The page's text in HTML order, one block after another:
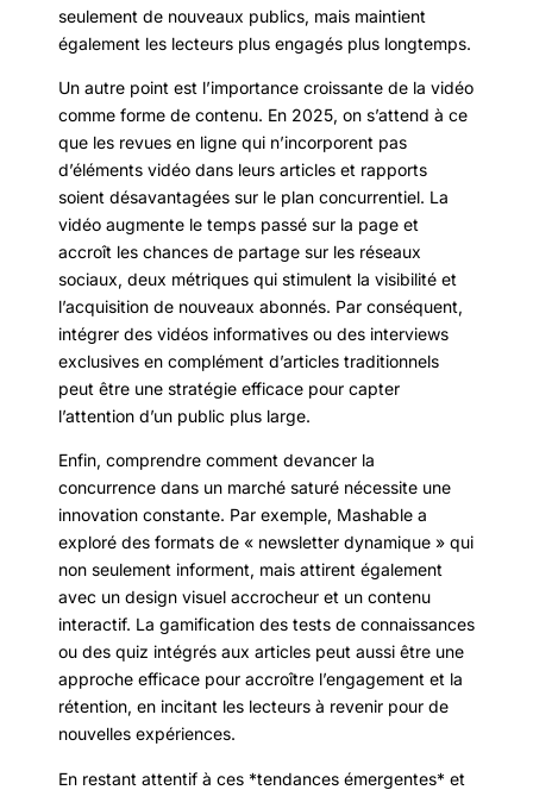
seulement de nouveaux publics, mais maintient
également les lecteurs plus engagés plus longtemps.
Un autre point est l’importance croissante de la vidéo
comme forme de contenu. En 2025, on s’attend à ce
que les revues en ligne qui n’incorporent pas
d’éléments vidéo dans leurs articles et rapports
soient désavantagées sur le plan concurrentiel. La
vidéo augmente le temps passé sur la page et
accroît les chances de partage sur les réseaux
sociaux, deux métriques qui stimulent la visibilité et
l’acquisition de nouveaux abonnés. Par conséquent,
intégrer des vidéos informatives ou des interviews
exclusives en complément d’articles traditionnels
peut être une stratégie efficace pour capter
l’attention d’un public plus large.
Enfin, comprendre comment devancer la
concurrence dans un marché saturé nécessite une
innovation constante. Par exemple, Mashable a
exploré des formats de « newsletter dynamique » qui
non seulement informent, mais attirent également
avec un design visuel accrocheur et un contenu
interactif. La gamification des tests de connaissances
ou des quiz intégrés aux articles peut aussi être une
approche efficace pour accroître l’engagement et la
rétention, en incitant les lecteurs à revenir pour de
nouvelles expériences.
En restant attentif à ces *tendances émergentes* et